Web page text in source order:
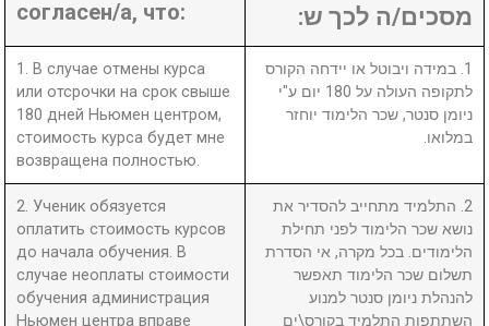
согласен/а, что:
מסכים/ה לכך ש:
1. В случае отмены курса
или отсрочки на срок свыше
180 дней Ньюмен центром,
стоимость курса будет мне
возвращена полностью.
1. במידה ויבוטל או יידחה הקורס
לתקופה העולה על 180 יום ע"י
ניומן סנטר, שכר הלימוד יוחזר
במלואו.
2. Ученик обязуется
оплатить стоимость курсов
до начала обучения. В
случае неоплаты стоимости
обучения администрация
Ньюмен центра вправе
2. התלמיד מתחייב להסדיר את
נושא שכר הלימוד לפני תחילת
הלימודים. בכל מקרה, אי הסדרת
תשלום שכר הלימוד תאפשר
להנהלת ניומן סנטר למנוע
השתתפות התלמיד בקורס\ים